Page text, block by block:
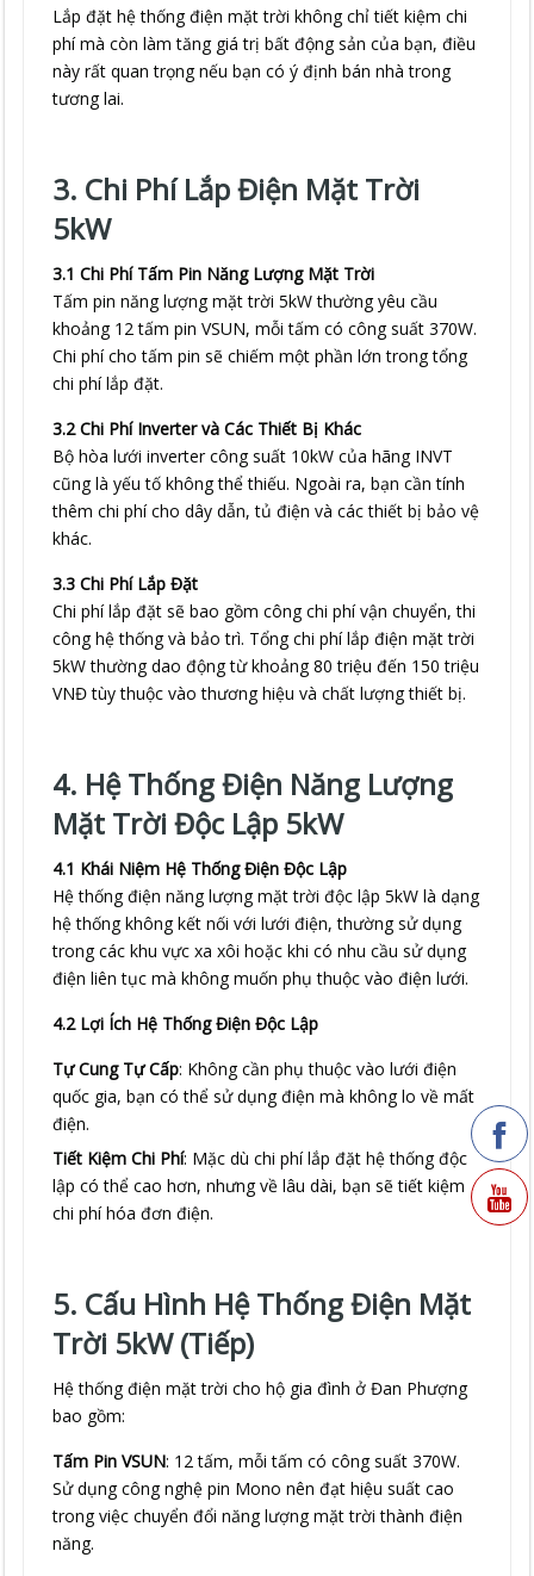
Lắp đặt hệ thống điện mặt trời không chỉ tiết kiệm chi
phí mà còn làm tăng giá trị bất động sản của bạn, điều
này rất quan trọng nếu bạn có ý định bán nhà trong
tương lai.
3. Chi Phí Lắp Điện Mặt Trời
5kW
3.1 Chi Phí Tấm Pin Năng Lượng Mặt Trời
Tấm pin năng lượng mặt trời 5kW thường yêu cầu
khoảng 12 tấm pin VSUN, mỗi tấm có công suất 370W.
Chi phí cho tấm pin sẽ chiếm một phần lớn trong tổng
chi phí lắp đặt.
3.2 Chi Phí Inverter và Các Thiết Bị Khác
Bộ hòa lưới inverter công suất 10kW của hãng INVT
cũng là yếu tố không thể thiếu. Ngoài ra, bạn cần tính
thêm chi phí cho dây dẫn, tủ điện và các thiết bị bảo vệ
khác.
3.3 Chi Phí Lắp Đặt
Chi phí lắp đặt sẽ bao gồm công chi phí vận chuyển, thi
công hệ thống và bảo trì. Tổng chi phí lắp điện mặt trời
5kW thường dao động từ khoảng 80 triệu đến 150 triệu
VNĐ tùy thuộc vào thương hiệu và chất lượng thiết bị.
4. Hệ Thống Điện Năng Lượng
Mặt Trời Độc Lập 5kW
4.1 Khái Niệm Hệ Thống Điện Độc Lập
Hệ thống điện năng lượng mặt trời độc lập 5kW là dạng
hệ thống không kết nối với lưới điện, thường sử dụng
trong các khu vực xa xôi hoặc khi có nhu cầu sử dụng
điện liên tục mà không muốn phụ thuộc vào điện lưới.
4.2 Lợi Ích Hệ Thống Điện Độc Lập
Tự Cung Tự Cấp: Không cần phụ thuộc vào lưới điện
quốc gia, bạn có thể sử dụng điện mà không lo về mất
điện.
Tiết Kiệm Chi Phí: Mặc dù chi phí lắp đặt hệ thống độc
lập có thể cao hơn, nhưng về lâu dài, bạn sẽ tiết kiệm
chi phí hóa đơn điện.
5. Cấu Hình Hệ Thống Điện Mặt
Trời 5kW (Tiếp)
Hệ thống điện mặt trời cho hộ gia đình ở Đan Phượng
bao gồm:
Tấm Pin VSUN: 12 tấm, mỗi tấm có công suất 370W.
Sử dụng công nghệ pin Mono nên đạt hiệu suất cao
trong việc chuyển đổi năng lượng mặt trời thành điện
năng.